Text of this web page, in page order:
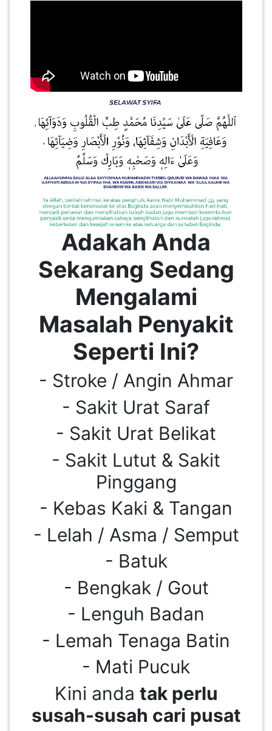
Adakah Anda
Sekarang Sedang
Mengalami
Masalah Penyakit
Seperti Ini?
- Stroke / Angin Ahmar
- Sakit Urat Saraf
- Sakit Urat Belikat
- Sakit Lutut & Sakit
Pinggang
- Kebas Kaki & Tangan
- Lelah / Asma / Semput
- Batuk
- Bengkak / Gout
- Lenguh Badan
- Lemah Tenaga Batin
- Mati Pucuk
Kini anda tak perlu
susah-susah cari pusat
NEGERI
SEMBILAN(10)
KEDAH(13)
TERENGGANU(12)
SABAH(0)
SARAWAK(2)
MELAKA(53)
PENANG(2)
LUMPUR(16)
PUTRAJAYA(9)
MALAYSIA(82)
BRUNEI(0)